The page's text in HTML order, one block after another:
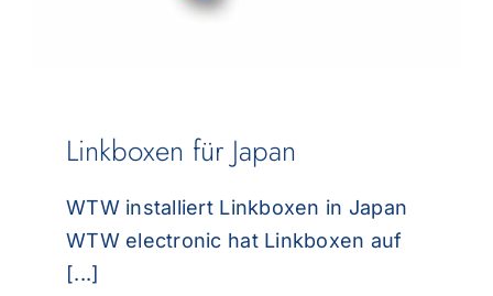
Linkboxen für Japan
WTW installiert Linkboxen in Japan
WTW electronic hat Linkboxen auf
[...]